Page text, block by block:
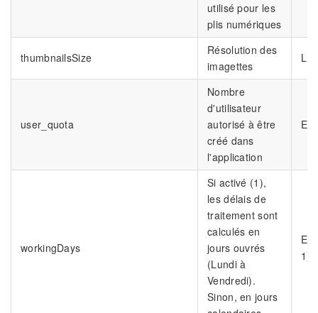
utilisé pour les
plis numériques
thumbnailsSize
Résolution des
imagettes
L
user_quota
Nombre
d'utilisateur
autorisé à être
créé dans
l'application
workingDays
Si activé (1),
les délais de
traitement sont
calculés en
jours ouvrés
(Lundi à
Vendredi).
Sinon, en jours
1)